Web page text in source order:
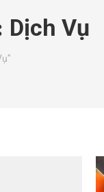
Dịch Vụ